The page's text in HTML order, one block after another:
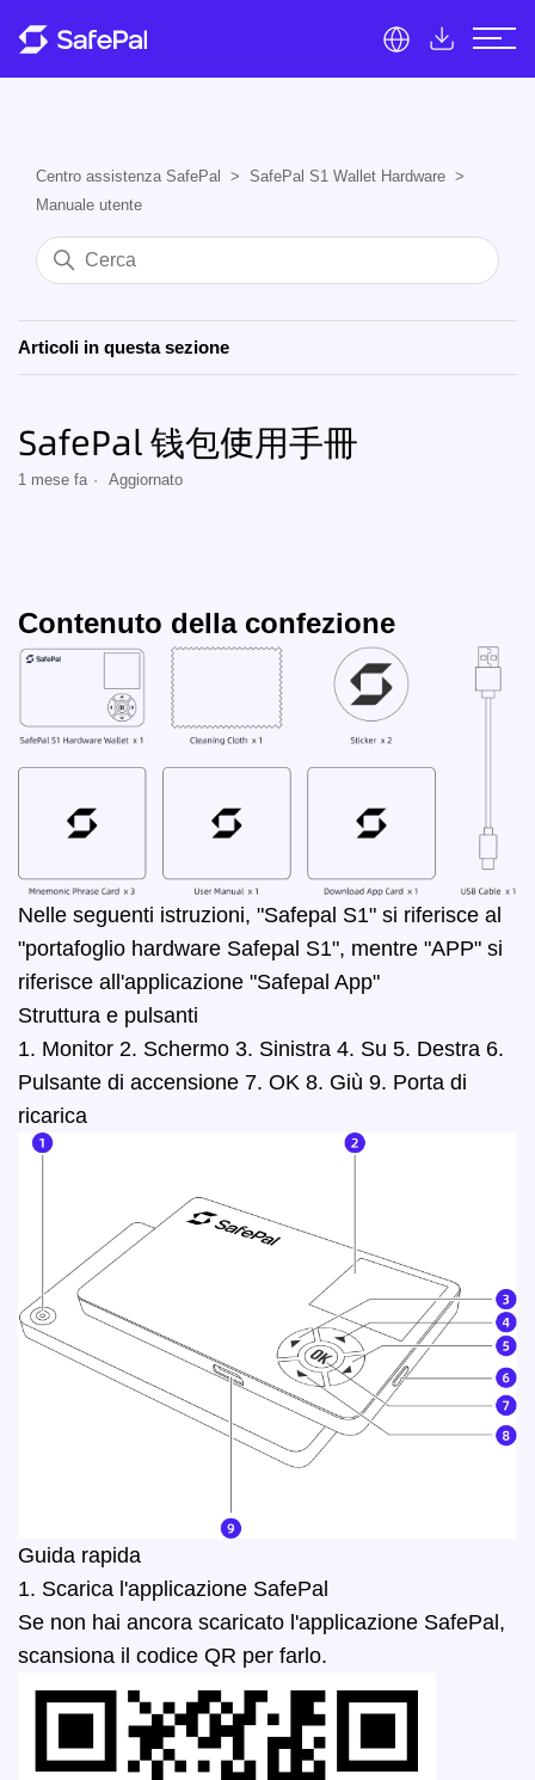
Centro assistenza SafePal
SafePal S1 Wallet Hardware
Manuale utente
Articoli in questa sezione
SafePal 钱包使用手冊
1 mese fa Aggiornato
Contenuto della confezione
Nelle seguenti istruzioni, "Safepal S1" si riferisce al
"portafoglio hardware Safepal S1", mentre "APP" si
riferisce all'applicazione "Safepal App"
Struttura e pulsanti
1. Monitor 2. Schermo 3. Sinistra 4. Su 5. Destra 6.
Pulsante di accensione 7. OK 8. Giù 9. Porta di
ricarica
Guida rapida
1. Scarica l'applicazione SafePal
Se non hai ancora scaricato l'applicazione SafePal,
scansiona il codice QR per farlo.